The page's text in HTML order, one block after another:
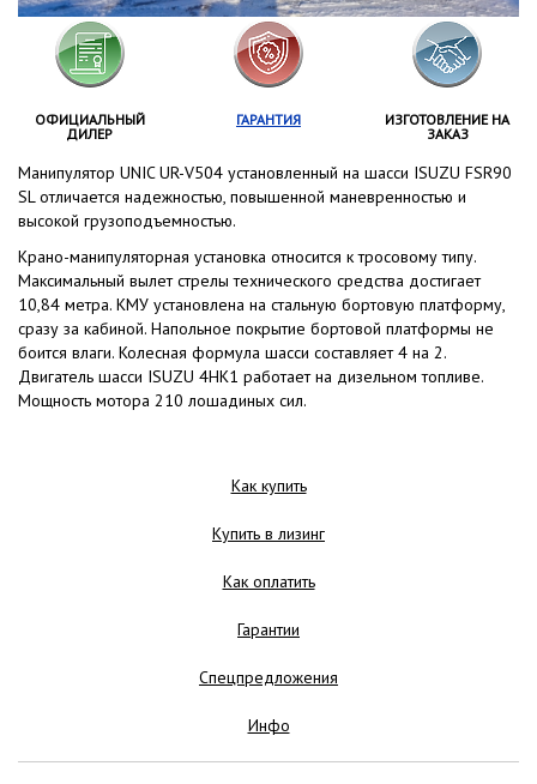
ОФИЦИАЛЬНЫЙ
ДИЛЕР
ГАРАНТИЯ
ИЗГОТОВЛЕНИЕ НА
ЗАКАЗ
Манипулятор UNIC UR-V504 установленный на шасси ISUZU FSR90
SL отличается надежностью, повышенной маневренностью и
высокой грузоподъемностью.
Крано-манипуляторная установка относится к тросовому типу.
Максимальный вылет стрелы технического средства достигает
10,84 метра. КМУ установлена на стальную бортовую платформу,
сразу за кабиной. Напольное покрытие бортовой платформы не
боится влаги. Колесная формула шасси составляет 4 на 2.
Двигатель шасси ISUZU 4HK1 работает на дизельном топливе.
Мощность мотора 210 лошадиных сил.
Как купить
Купить в лизинг
Как оплатить
Гарантии
Спецпредложения
Инфо